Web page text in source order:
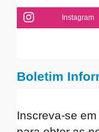
Instagram
Boletim
Inscreva-se